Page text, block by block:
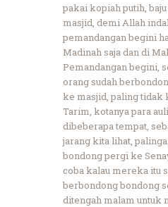
pakai kopiah putih,
masjid, demi Allah
pemandangan begini
Madinah saja dan di
Pemandangan begini,
orang sudah
ke masjid, paling tidak
Tarim, kotanya para
dibeberapa tempat,
jarang kita lihat,
bondong pergi ke
coba kalau mereka itu
berbondong bondong
ditengah malam untuk